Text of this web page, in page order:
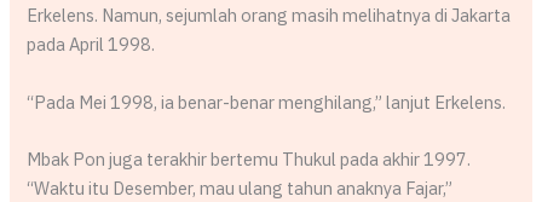
Erkelens. Namun, sejumlah orang masih melihatnya di Jakarta
pada April 1998.
“Pada Mei 1998, ia benar-benar menghilang,” lanjut Erkelens.
Mbak Pon juga terakhir bertemu Thukul pada akhir 1997.
“Waktu itu Desember, mau ulang tahun anaknya Fajar,”